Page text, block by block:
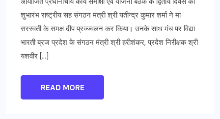
शुभारंभ राष्ट्रीय सह संगठन मंत्री श्री यतीन्द्र कुमार शर्मा ने मां
सरस्वती के समक्ष दीप प्रज्ज्वलन कर किया। उनके साथ मंच पर विद्या
भारती ब्रज प्रदेश के संगठन मंत्री श्री हरीशंकर, प्रदेश निरीक्षक श्री
यशवीर […]
READ MORE